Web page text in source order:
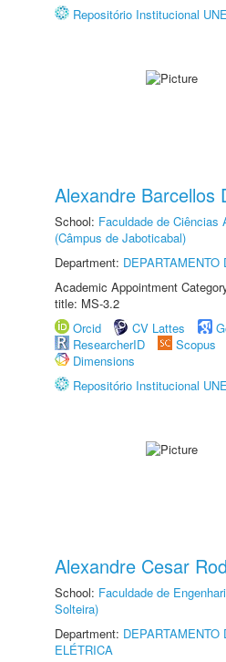
Repositório Institucional
Alexandre Barcellos
School: Faculdade de Ciências
(Câmpus de Jaboticabal)
Department:
Academic Appointment
title: MS-3.2
Orcid
CV Lattes
ResearcherID
Scopus
Dimensions
Repositório Institucional
Alexandre Cesar
School: Faculdade de
Solteira)
Department:
ELÉTRICA